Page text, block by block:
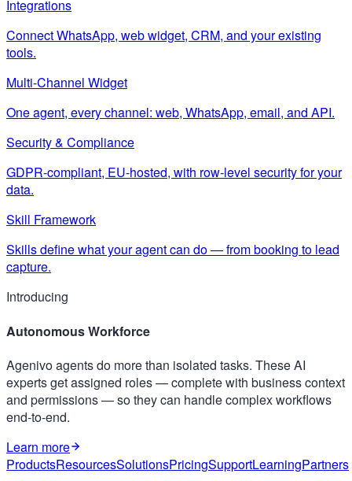
Integrations
Connect WhatsApp, web widget, CRM, and your existing
tools.
Multi-Channel Widget
One agent, every channel: web, WhatsApp, email, and API.
Security & Compliance
GDPR-compliant, EU-hosted, with row-level security for your
data.
Skill Framework
Skills define what your agent can do — from booking to lead
capture.
Introducing
Autonomous Workforce
Agenivo agents do more than isolated tasks. These AI
experts get assigned roles — complete with business context
and permissions — so they can handle complex workflows
end-to-end.
Learn more
ProductsResourcesSolutionsPricingSupportLearningPartners